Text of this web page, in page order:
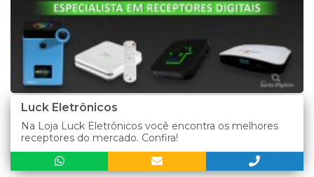
Luck Eletrônicos
Na Loja Luck Eletrônicos você encontra os melhores
receptores do mercado. Confira!